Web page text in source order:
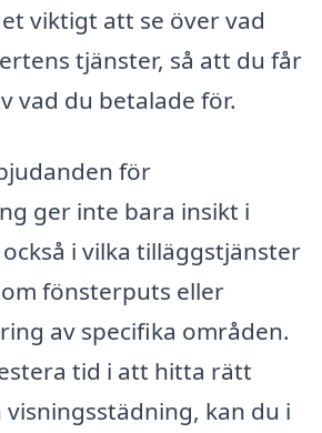
viktigt att se över vad
tjänster, så att du får
vad du betalade för.
för
ger inte bara insikt i
i vilka tilläggstjänster
fönsterputs eller
av specifika områden.
tid i att hitta rätt
kan du i